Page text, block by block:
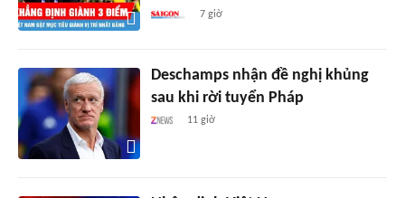
7 giờ
Deschamps nhận đề nghị khủng
sau khi rời tuyển Pháp
11 giờ